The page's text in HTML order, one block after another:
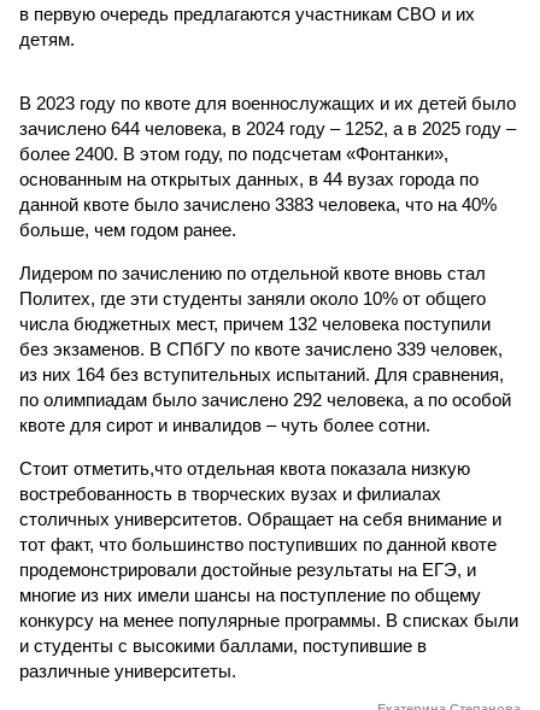
в первую очередь предлагаются участникам СВО и их
детям.
В 2023 году по квоте для военнослужащих и их детей было
зачислено 644 человека, в 2024 году – 1252, а в 2025 году –
более 2400. В этом году, по подсчетам «Фонтанки»,
основанным на открытых данных, в 44 вузах города по
данной квоте было зачислено 3383 человека, что на 40%
больше, чем годом ранее.
Лидером по зачислению по отдельной квоте вновь стал
Политех, где эти студенты заняли около 10% от общего
числа бюджетных мест, причем 132 человека поступили
без экзаменов. В СПбГУ по квоте зачислено 339 человек,
из них 164 без вступительных испытаний. Для сравнения,
по олимпиадам было зачислено 292 человека, а по особой
квоте для сирот и инвалидов – чуть более сотни.
Стоит отметить,что отдельная квота показала низкую
востребованность в творческих вузах и филиалах
столичных университетов. Обращает на себя внимание и
тот факт, что большинство поступивших по данной квоте
продемонстрировали достойные результаты на ЕГЭ, и
многие из них имели шансы на поступление по общему
конкурсу на менее популярные программы. В списках были
и студенты с высокими баллами, поступившие в
различные университеты.